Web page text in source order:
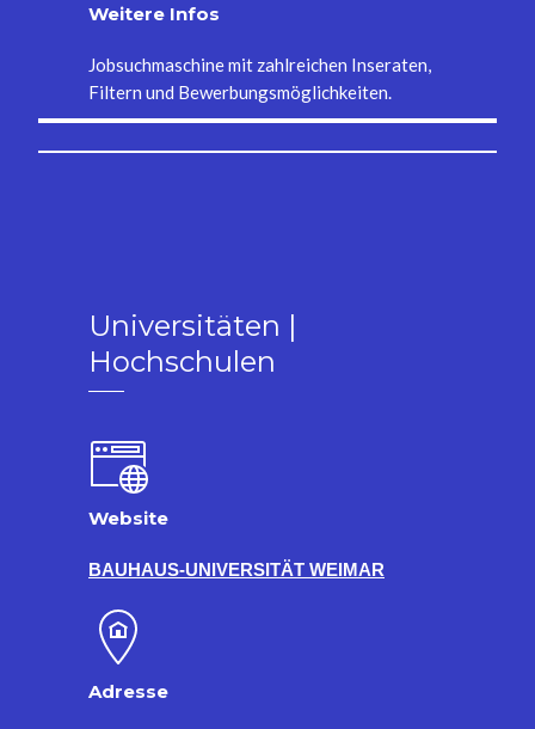
Weitere Infos
Jobsuchmaschine mit zahlreichen Inseraten,
Filtern und Bewerbungsmöglichkeiten.
Universitäten |
Hochschulen
Website
BAUHAUS‑UNIVERSITÄT WEIMAR
Adresse